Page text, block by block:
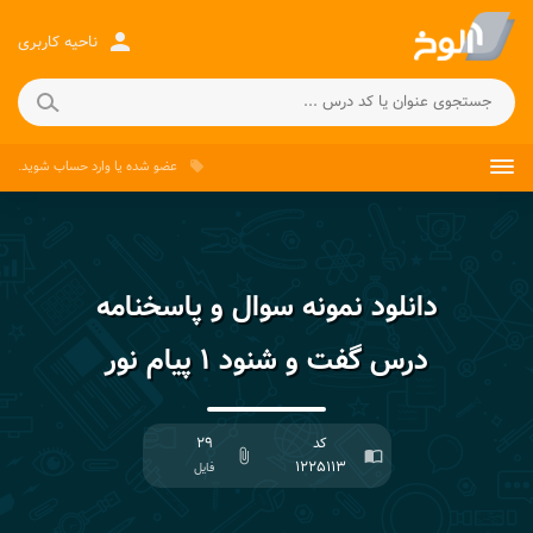
person ناحیه کاربری
local_offer عضو شده یاوارد حساب شوید.
دانلود نمونه سوال و پاسخنامه
درس گفت و شنود ۱ پیام نور
import_contacts
کد
۱۲۲۵۱۱۳
attach_file
۲۹
فایل